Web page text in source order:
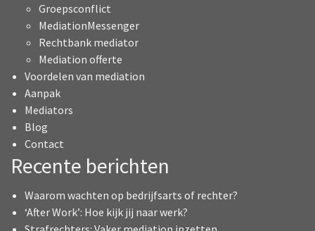
Groepsconflict
MediationMessenger
Rechtbank mediator
Mediation offerte
Voordelen van mediation
Aanpak
Mediators
Blog
Contact
Recente berichten
Waarom wachten op bedrijfsarts of rechter?
‘After Work’: Hoe kijk jij naar werk?